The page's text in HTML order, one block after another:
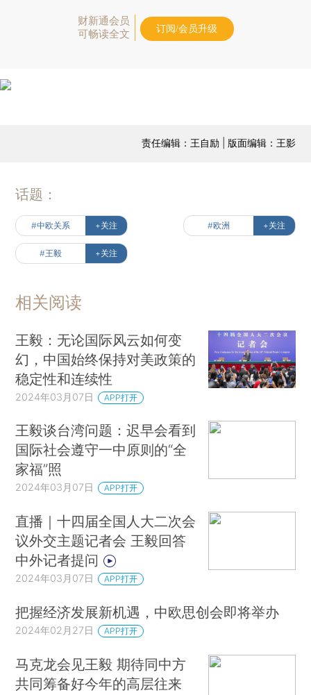
财新通会员
可畅读全文
订阅/会员升级
责任编辑：王自励 | 版面编辑：王影
话题：
#中欧关系 +关注 #欧洲 +关注
#王毅 +关注
相关阅读
王毅：无论国际风云如何变
幻，中国始终保持对美政策的
稳定性和连续性
2024年03月07日 APP打开
王毅谈台湾问题：迟早会看到
国际社会遵守一中原则的“全
家福”照
2024年03月07日 APP打开
直播｜十四届全国人大二次会
议外交主题记者会 王毅回答
中外记者提问
2024年03月07日 APP打开
把握经济发展新机遇，中欧思创会即将举办
2024年02月27日 APP打开
马克龙会见王毅 期待同中方
共同筹备好今年的高层往来